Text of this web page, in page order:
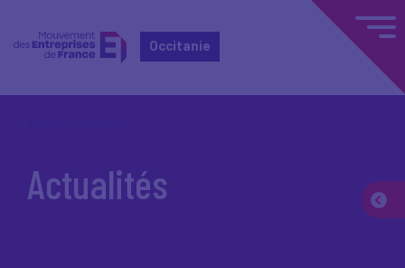
Occitanie
Actualités